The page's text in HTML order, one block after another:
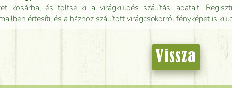
kosárba, és töltse ki a virágküldés szállítási adatait!
értesíti, és a házhoz szállított virágcsokorról fényképet is
Vissza